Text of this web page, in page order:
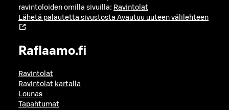
ravintoloiden omilla sivuilla: Ravintolat
Lähetä palautetta sivustosta Avautuu uuteen välilehteen
Raflaamo.fi
Ravintolat
Ravintolat kartalla
Lounas
Tapahtumat